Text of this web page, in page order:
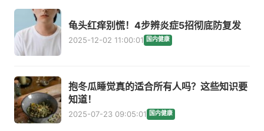
龟头红痒别慌！4步辨炎症5招彻底防复发
2025-12-02 11:00:01 国内健康
抱冬瓜睡觉真的适合所有人吗？这些知识要
知道！
2025-07-23 09:05:01 国内健康